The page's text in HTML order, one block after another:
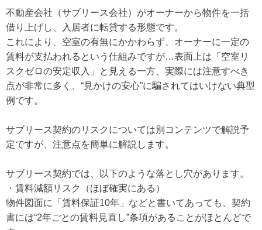
不動産会社（サブリース会社）がオーナーから物件を一括
借り上げし、入居者に転貸する形態です。
これにより、空室の有無にかかわらず、オーナーに一定の
賃料が支払われるという仕組みですが…表面上は「空室リ
スクゼロの安定収入」と見える一方、実際には注意すべき
点が非常に多く、“見かけの安心”に騙されてはいけない典型
例です。
サブリース契約のリスクについては別コンテンツで解説予
定ですが、注意点を簡単に解説します。
サブリース契約では、以下のような落とし穴があります。
・賃料減額リスク（ほぼ確実にある）
物件図面に「賃料保証10年」などと書いてあっても、契約
書には“2年ごとの賃料見直し”条項があることがほとんどで